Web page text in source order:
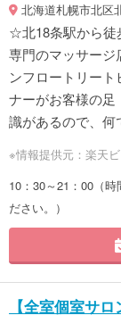
北海道札幌市北区
☆北18条駅から徒
専門のマッサージ
ンフロートリー
ナーがお客様の
識があるので、
※情報提供元：楽天
10：30～21：00（
ださい。）
【全室個室サ